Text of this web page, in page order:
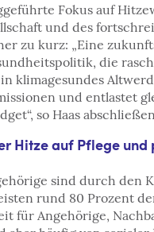
Fokus auf
und des
zu kurz: „Eine
die
klimagesundes
und entlastet
so Haas
Hitze auf Pflege
sind durch den
rund 80 Prozent
für Angehörige,